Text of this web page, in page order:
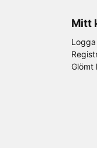
Mitt
Glömt